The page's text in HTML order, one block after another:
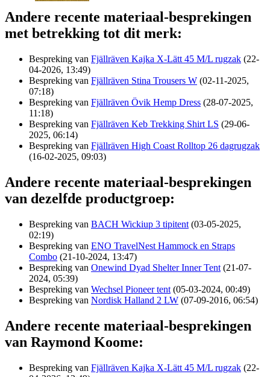
Andere recente materiaal-besprekingen
met betrekking tot dit merk:
Bespreking van Fjällräven Kajka X-Lätt 45 M/L rugzak (22-
04-2026, 13:49)
Bespreking van Fjällräven Stina Trousers W (02-11-2025,
07:18)
Bespreking van Fjällräven Övik Hemp Dress (28-07-2025,
11:18)
Bespreking van Fjällräven Keb Trekking Shirt LS (29-06-
2025, 06:14)
Bespreking van Fjällräven High Coast Rolltop 26 dagrugzak
(16-02-2025, 09:03)
Andere recente materiaal-besprekingen
van dezelfde productgroep:
Bespreking van BACH Wickiup 3 tipitent (03-05-2025,
02:19)
Bespreking van ENO TravelNest Hammock en Straps
Combo (21-10-2024, 13:47)
Bespreking van Onewind Dyad Shelter Inner Tent (21-07-
2024, 05:39)
Bespreking van Wechsel Pioneer tent (05-03-2024, 00:49)
Bespreking van Nordisk Halland 2 LW (07-09-2016, 06:54)
Andere recente materiaal-besprekingen
van Raymond Koome:
Bespreking van Fjällräven Kajka X-Lätt 45 M/L rugzak (22-